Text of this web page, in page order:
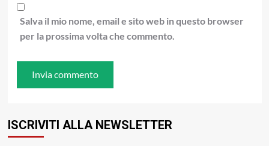
Salva il mio nome, email e sito web in questo browser
per la prossima volta che commento.
ISCRIVITI ALLA NEWSLETTER